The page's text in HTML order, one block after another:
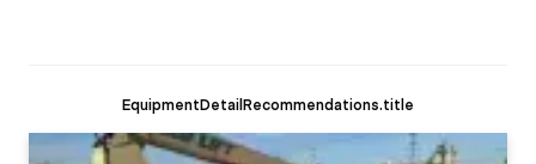
EquipmentDetailRecommendations.title